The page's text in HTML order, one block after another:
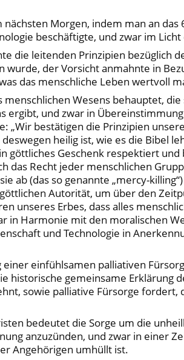
Morgen, indem man an
beschäftigte, und zwar im
leitenden Prinzipien bezüglich
wurde, der Vorsicht anmahnte in
das menschliche Leben wertvoll
Wesens behauptet,
ergibt, und zwar in
„Wir bestätigen die Prinzipien
heilig ist, wie es die Bibel
göttliches Geschenk respektiert
das Recht jeder menschlichen
ab (das so genannte „mercy-
Autorität, um über den
unseres Erbes, dass alles
in Harmonie mit den moralischen
und Technologie in
einfühlsamen palliativen
historische gemeinsame Erklärung
sowie palliative Fürsorge
bedeutet die Sorge um die
anzuzünden, und zwar in einer
Angehörigen umhüllt ist.